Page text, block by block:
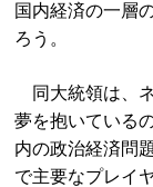
国内経済の一層
ろう。
同大統領は、
夢を抱いている
内の政治経済問
で主要なプレイ